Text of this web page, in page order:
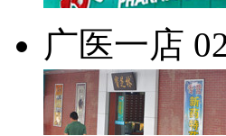
广医一店